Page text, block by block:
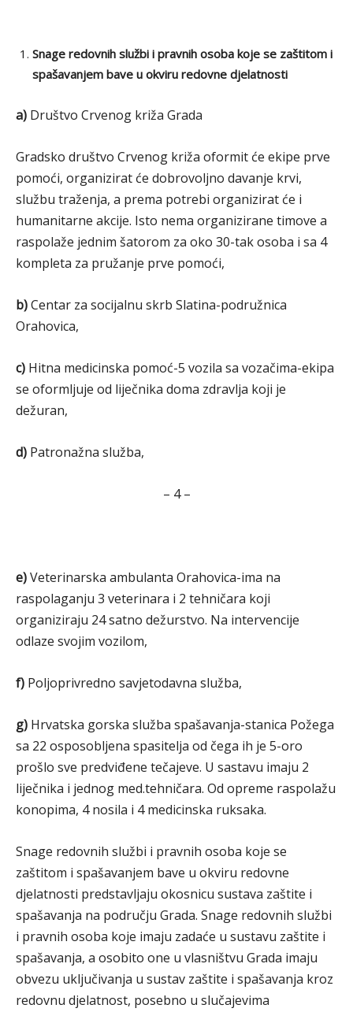
Snage redovnih službi i pravnih osoba koje se zaštitom i
spašavanjem bave u okviru redovne djelatnosti
a) Društvo Crvenog križa Grada
Gradsko društvo Crvenog križa oformit će ekipe prve
pomoći, organizirat će dobrovoljno davanje krvi,
službu traženja, a prema potrebi organizirat će i
humanitarne akcije. Isto nema organizirane timove a
raspolaže jednim šatorom za oko 30-tak osoba i sa 4
kompleta za pružanje prve pomoći,
b)Centar za socijalnu skrb Slatina-podružnica
Orahovica,
c) Hitna medicinska pomoć-5 vozila sa vozačima-ekipa
se oformljuje od liječnika doma zdravlja koji je
dežuran,
d) Patronažna služba,
– 4 –
e)Veterinarska ambulanta Orahovica-ima na
raspolaganju 3 veterinara i 2 tehničara koji
organiziraju 24 satno dežurstvo. Na intervencije
odlaze svojim vozilom,
f) Poljoprivredno savjetodavna služba,
g) Hrvatska gorska služba spašavanja-stanica Požega
sa 22 osposobljena spasitelja od čega ih je 5-oro
prošlo sve predviđene tečajeve. U sastavu imaju 2
liječnika i jednog med.tehničara. Od opreme raspolažu
konopima, 4 nosila i 4 medicinska ruksaka.
Snage redovnih službi i pravnih osoba koje se
zaštitom i spašavanjem bave u okviru redovne
djelatnosti predstavljaju okosnicu sustava zaštite i
spašavanja na području Grada. Snage redovnih službi
i pravnih osoba koje imaju zadaće u sustavu zaštite i
spašavanja, a osobito one u vlasništvu Grada imaju
obvezu uključivanja u sustav zaštite i spašavanja kroz
redovnu djelatnost, posebno u slučajevima